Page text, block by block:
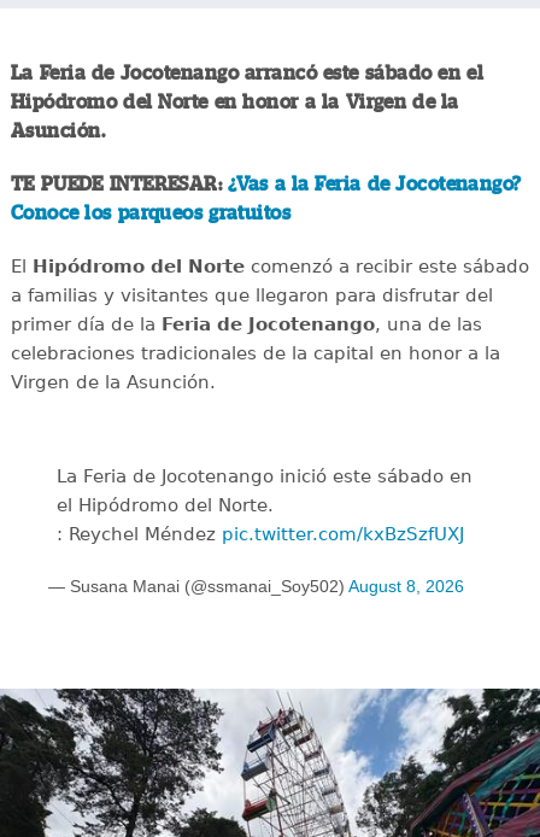
La Feria de Jocotenango arrancó este sábado en el
Hipódromo del Norte en honor a la Virgen de la
Asunción.
TE PUEDE INTERESAR:¿Vas a la Feria de Jocotenango?
Conoce los parqueos gratuitos
El Hipódromo del Nortecomenzó a recibir este sábado
a familias y visitantes que llegaron para disfrutar del
primer día de la Feria de Jocotenango, una de las
celebraciones tradicionales de la capital en honor a la
Virgen de la Asunción.
La Feria de Jocotenango inició este sábado en
el Hipódromo del Norte.
: Reychel Méndez pic.twitter.com/kxBzSzfUXJ
— Susana Manai (@ssmanai_Soy502) August 8, 2026